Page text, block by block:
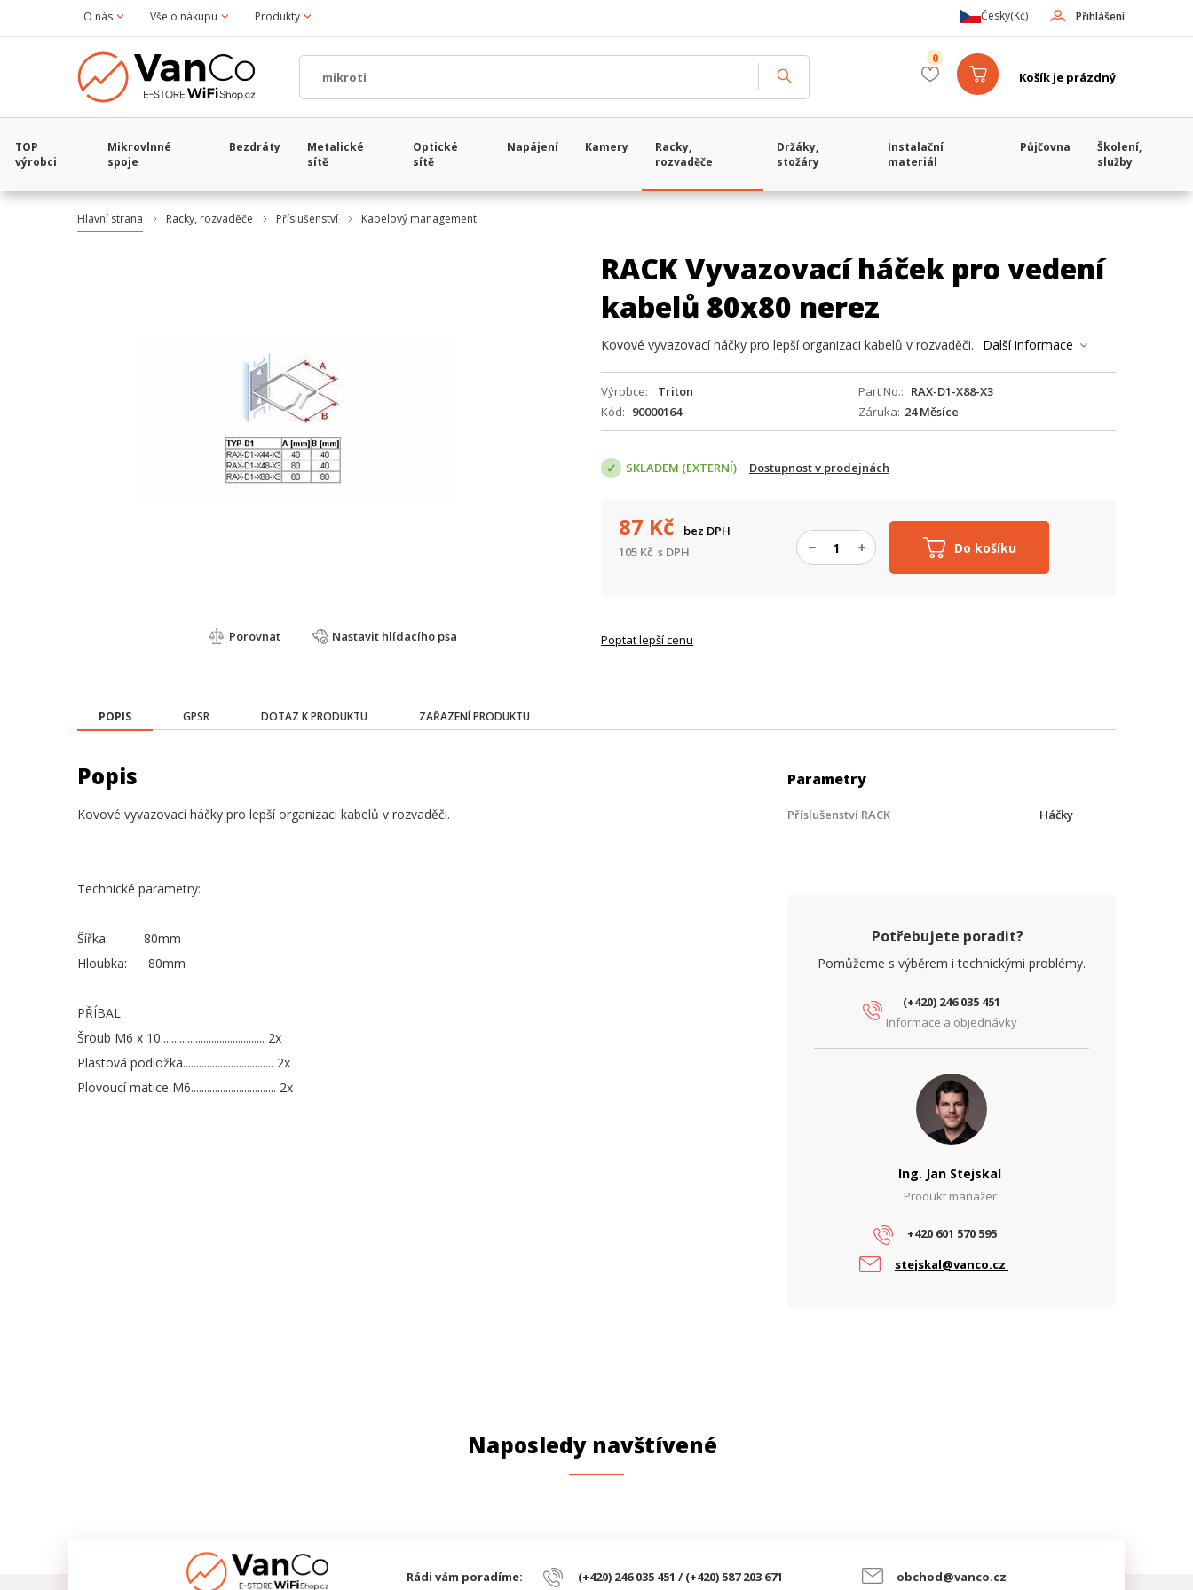
O nás Vše o nákupu Produkty Přihlášení
Česky(Kč)
Košík je prázdný
0
TOP
výrobci
Mikrovlnné
spoje
Bezdráty
Metalické
sítě
Optické
sítě
Napájení Kamery
Racky,
rozvaděče
Držáky,
stožáry
Instalační
materiál
Půjčovna
Školení,
služby
Hlavní strana Racky, rozvaděče Příslušenství Kabelový management
Porovnat Nastavit hlídacího psa
RACK Vyvazovací háček pro vedení
kabelů 80x80 nerez
Kovové vyvazovací háčky pro lepší organizaci kabelů v rozvaděči. Další informace
Výrobce Triton Part No.
RAX-D1-X88-X3
Kód
90000164 Záruka 24 Měsíce
SKLADEM (EXTERNÍ) Dostupnost v prodejnách
Do košíku
87 Kč
bez DPH
105 Kč s DPH
Poptat lepší cenu
POPIS GPSR DOTAZ K PRODUKTU ZAŘAZENÍ PRODUKTU
Popis
Kovové vyvazovací háčky pro lepší organizaci kabelů v rozvaděči.
Technické parametry:
Šířka: 80mm
Hloubka: 80mm
PŘÍBAL
Šroub M6 x 10....................................... 2x
Plastová podložka.................................. 2x
Plovoucí matice M6................................ 2x
Parametry
Příslušenství RACK Háčky
Potřebujete poradit?
Pomůžeme s výběrem i technickými problémy.
(+420) 246 035 451
Informace a objednávky
Ing. Jan Stejskal
Produkt manažer
+420 601 570 595
stejskal@vanco.cz
Naposledy navštívené
Rádi vám poradíme: (+420) 246 035 451 / (+420) 587 203 671 obchod@vanco.cz